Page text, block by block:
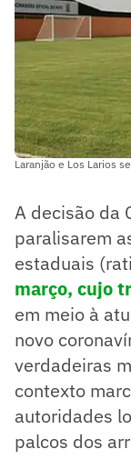
Laranjão e Los Larios
A decisão da
paralisarem
estaduais
março, cujo
em meio à
novo
verdadeiras
contexto
autoridades
palcos dos